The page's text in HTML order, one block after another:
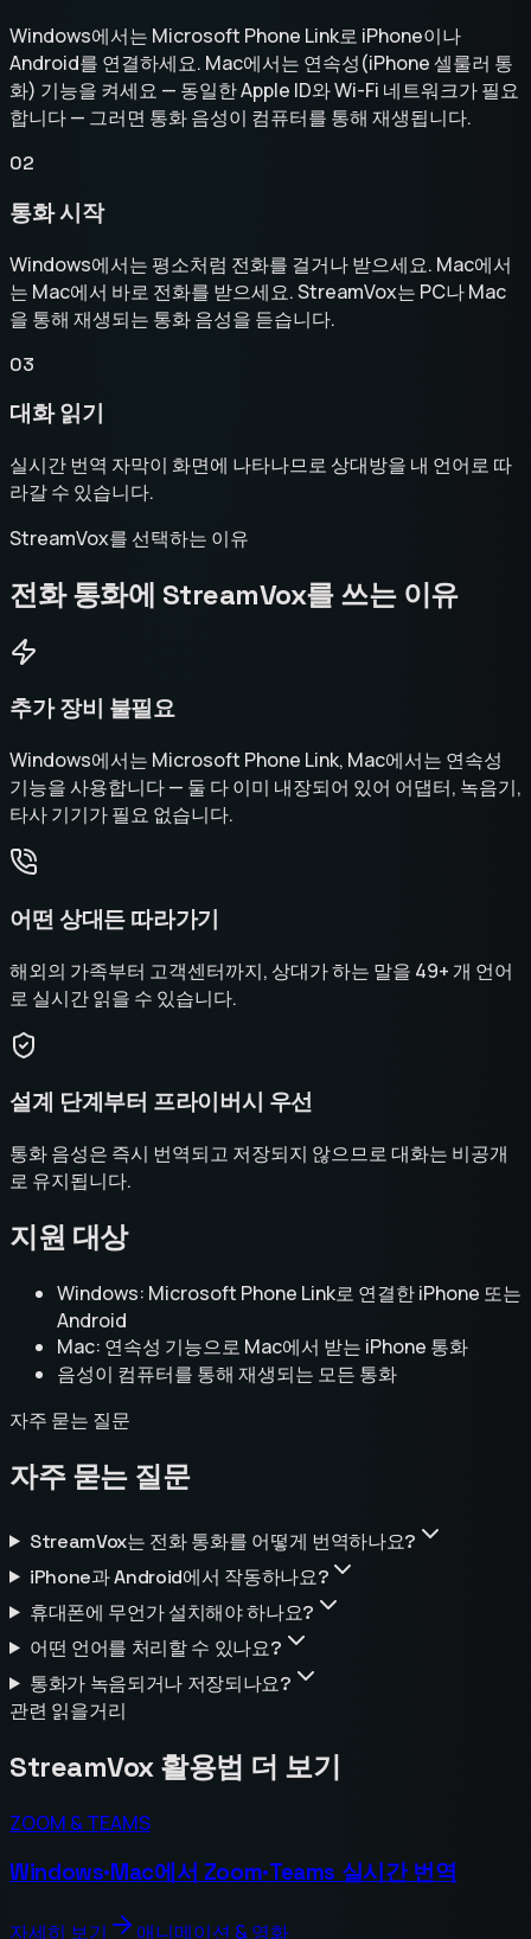
Windows에서는 Microsoft Phone Link로 iPhone이나
Android를 연결하세요. Mac에서는 연속성(iPhone 셀룰러 통
화) 기능을 켜세요 — 동일한 Apple ID와 Wi-Fi 네트워크가 필요
합니다 — 그러면 통화 음성이 컴퓨터를 통해 재생됩니다.
02
통화 시작
Windows에서는 평소처럼 전화를 걸거나 받으세요. Mac에서
는 Mac에서 바로 전화를 받으세요. StreamVox는 PC나 Mac
을 통해 재생되는 통화 음성을 듣습니다.
03
대화 읽기
실시간 번역 자막이 화면에 나타나므로 상대방을 내 언어로 따
라갈 수 있습니다.
StreamVox를 선택하는 이유
전화 통화에 StreamVox를 쓰는 이유
추가 장비 불필요
Windows에서는 Microsoft Phone Link, Mac에서는 연속성
기능을 사용합니다 — 둘 다 이미 내장되어 있어 어댑터, 녹음기,
타사 기기가 필요 없습니다.
어떤 상대든 따라가기
해외의 가족부터 고객센터까지, 상대가 하는 말을 49+ 개 언어
로 실시간 읽을 수 있습니다.
설계 단계부터 프라이버시 우선
통화 음성은 즉시 번역되고 저장되지 않으므로 대화는 비공개
로 유지됩니다.
지원 대상
Windows: Microsoft Phone Link로 연결한 iPhone 또는
Android
Mac: 연속성 기능으로 Mac에서 받는 iPhone 통화
음성이 컴퓨터를 통해 재생되는 모든 통화
자주 묻는 질문
자주 묻는 질문
StreamVox는 전화 통화를 어떻게 번역하나요?
iPhone과 Android에서 작동하나요?
휴대폰에 무언가 설치해야 하나요?
어떤 언어를 처리할 수 있나요?
통화가 녹음되거나 저장되나요?
관련 읽을거리
StreamVox 활용법 더 보기
ZOOM & TEAMS
Windows·Mac에서 Zoom·Teams 실시간 번역
자세히 보기 애니메이션 & 영화